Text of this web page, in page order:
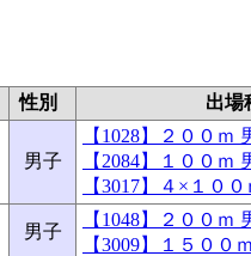
性別 出場
男子
【1028】２０
【2084】１０
【3017】４×１
男子
【1048】２０
【3009】１５